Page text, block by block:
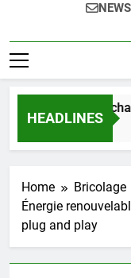
HEADLINES
pour l’achat d’un
Home
Bricolage
Énergie
plug and play